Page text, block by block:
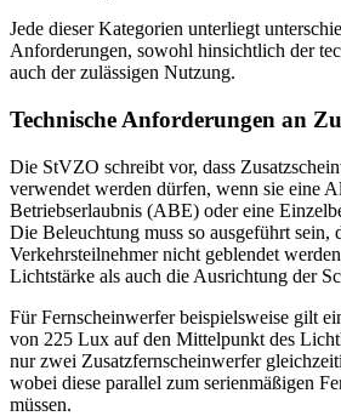
Jede dieser Kategorien unterliegt
Anforderungen, sowohl hinsichtlich der
auch der zulässigen Nutzung.
Technische Anforderungen an
Die StVZO schreibt vor, dass
verwendet werden dürfen, wenn sie eine
Betriebserlaubnis (ABE) oder eine
Die Beleuchtung muss so ausgeführt sein,
Verkehrsteilnehmer nicht geblendet
Lichtstärke als auch die Ausrichtung der
Für Fernscheinwerfer beispielsweise gilt
von 225 Lux auf den Mittelpunkt des
nur zwei Zusatzfernscheinwerfer
wobei diese parallel zum serienmäßigen
müssen.